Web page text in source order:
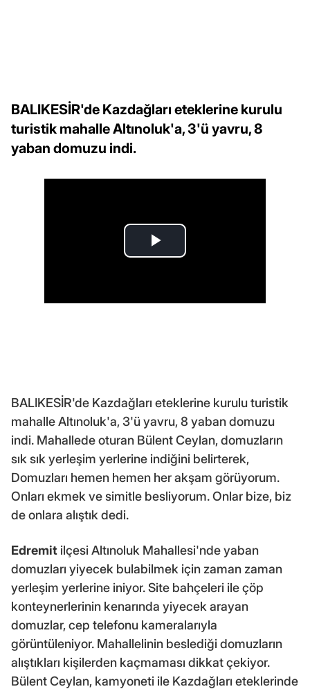
BALIKESİR'de Kazdağları eteklerine kurulu
turistik mahalle Altınoluk'a, 3'ü yavru, 8
yaban domuzu indi.
BALIKESİR'de Kazdağları eteklerine kurulu turistik
mahalle Altınoluk'a, 3'ü yavru, 8 yaban domuzu
indi. Mahallede oturan Bülent Ceylan, domuzların
sık sık yerleşim yerlerine indiğini belirterek,
Domuzları hemen hemen her akşam görüyorum.
Onları ekmek ve simitle besliyorum. Onlar bize, biz
de onlara alıştık dedi.
Edremit ilçesi Altınoluk Mahallesi'nde yaban
domuzları yiyecek bulabilmek için zaman zaman
yerleşim yerlerine iniyor. Site bahçeleri ile çöp
konteynerlerinin kenarında yiyecek arayan
domuzlar, cep telefonu kameralarıyla
görüntüleniyor. Mahallelinin beslediği domuzların
alıştıkları kişilerden kaçmaması dikkat çekiyor.
Bülent Ceylan, kamyoneti ile Kazdağları eteklerinde